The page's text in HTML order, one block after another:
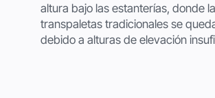
altura bajo las estanterías, donde
transpaletas tradicionales se
debido a alturas de elevación